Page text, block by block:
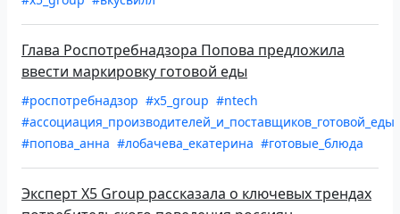
Глава Роспотребнадзора Попова предложила
ввести маркировку готовой еды
#роспотребнадзор #x5_group #ntech
#ассоциация_производителей_и_поставщиков_готовой_еды
#попова_анна #лобачева_екатерина #готовые_блюда
Эксперт X5 Group рассказала о ключевых трендах